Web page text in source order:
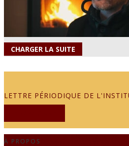
CHARGER LA SUITE
LETTRE PÉRIODIQUE DE
À PROPOS